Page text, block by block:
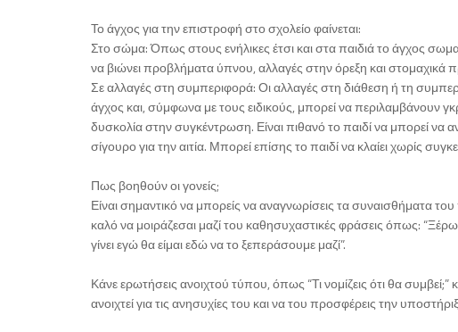
Το άγχος για την επιστροφή στο σχολείο φαίνεται:
Στο σώμα: Όπως στους ενήλικες έτσι και στα παιδιά το άγχος
να βιώνει προβλήματα ύπνου, αλλαγές στην όρεξη και στομαχικά
Σε αλλαγές στη συμπεριφορά: Οι αλλαγές στη διάθεση ή τη
άγχος και, σύμφωνα με τους ειδικούς, μπορεί να περιλαμβάνουν
δυσκολία στην συγκέντρωση. Είναι πιθανό το παιδί να μπορεί να
σίγουρο για την αιτία. Μπορεί επίσης το παιδί να κλαίει χωρίς
Πως βοηθούν οι γονείς;
Είναι σημαντικό να μπορείς να αναγνωρίσεις τα συναισθήματα
καλό να μοιράζεσαι μαζί του καθησυχαστικές φράσεις όπως:
γίνει εγώ θα είμαι εδώ να το ξεπεράσουμε μαζί”.
Κάνε ερωτήσεις ανοιχτού τύπου, όπως “Τι νομίζεις ότι θα συμβεί;”
ανοιχτεί για τις ανησυχίες του και να του προσφέρεις την